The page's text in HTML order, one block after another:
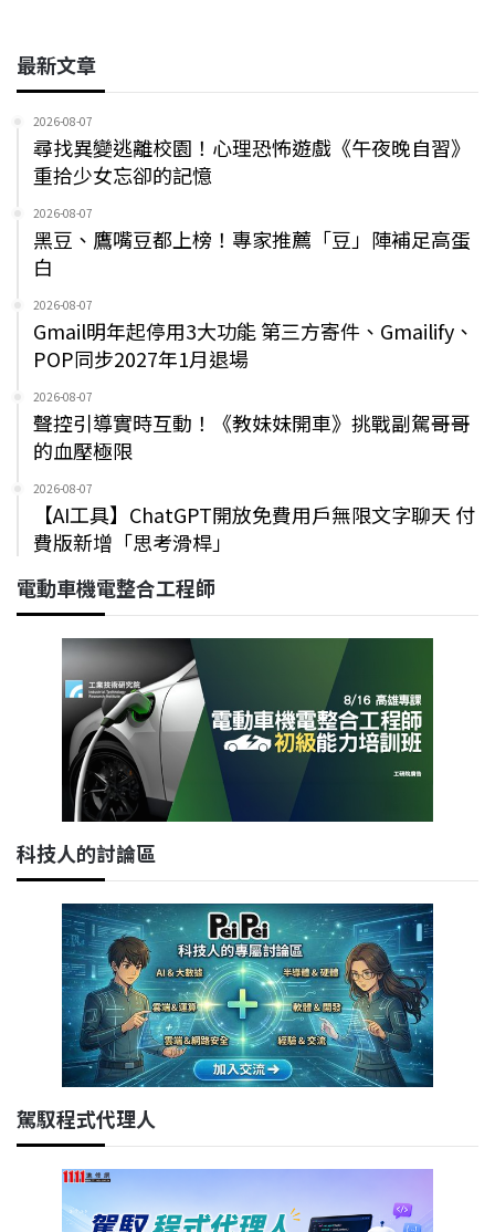
最新文章
2026-08-07
尋找異變逃離校園！心理恐怖遊戲《午夜晚自習》
重拾少女忘卻的記憶
2026-08-07
黑豆、鷹嘴豆都上榜！專家推薦「豆」陣補足高蛋
白
2026-08-07
Gmail明年起停用3大功能 第三方寄件、Gmailify、
POP同步2027年1月退場
2026-08-07
聲控引導實時互動！《教妹妹開車》挑戰副駕哥哥
的血壓極限
2026-08-07
【AI工具】ChatGPT開放免費用戶無限文字聊天 付
費版新增「思考滑桿」
電動車機電整合工程師
科技人的討論區
駕馭程式代理人